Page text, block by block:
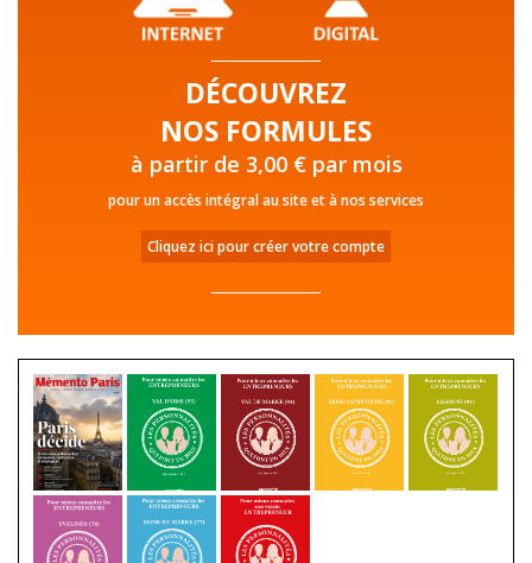
DÉCOUVREZ
NOS FORMULES
à partir de 3,00 € par mois
pour un accès intégral au site et à nos services
Cliquez ici pour créer votre compte